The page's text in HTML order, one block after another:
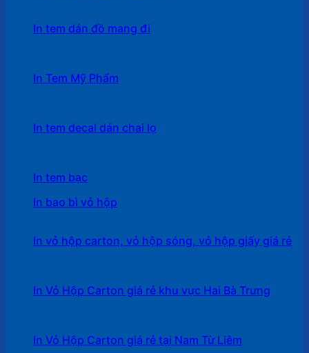
In tem dán đồ mang đi
In Tem Mỹ Phẩm
In tem decal dán chai lọ
In tem bạc
In bao bì vỏ hộp
In vỏ hộp carton, vỏ hộp sóng, vỏ hộp giấy giá rẻ
In Vỏ Hộp Carton giá rẻ khu vực Hai Bà Trưng
In Vỏ Hộp Carton giá rẻ tại Nam Từ Liêm